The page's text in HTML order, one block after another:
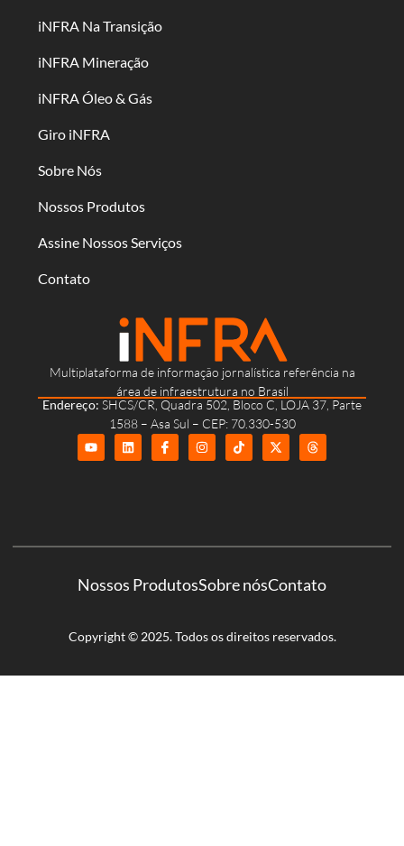
Multiplataforma de informação jornalística referência na
área de infraestrutura no Brasil
Endereço: SHCS/CR, Quadra 502, Bloco C, LOJA 37, Parte
1588 – Asa Sul – CEP: 70.330-530
iNFRA Na Transição
iNFRA Mineração
iNFRA Óleo & Gás
Giro iNFRA
Sobre Nós
Nossos Produtos
Assine Nossos Serviços
Contato
Nossos ProdutosSobre nósContato
Copyright © 2025. Todos os direitos reservados.